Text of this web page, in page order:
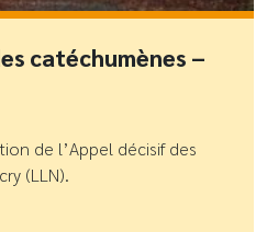
catéchumènes –
de l’Appel décisif des
(LLN).